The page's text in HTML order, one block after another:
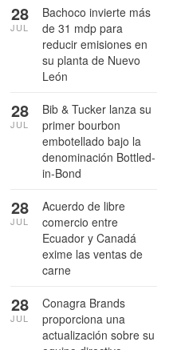
Bachoco invierte más
de 31 mdp para
reducir emisiones en
su planta de Nuevo
León
28
JUL
Bib & Tucker lanza su
primer bourbon
embotellado bajo la
denominación Bottled-
in-Bond
28
JUL
Acuerdo de libre
comercio entre
Ecuador y Canadá
exime las ventas de
carne
28
JUL
Conagra Brands
proporciona una
actualización sobre su
28
JUL